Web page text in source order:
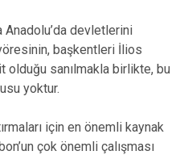
Anadolu’da devletlerini
başkentleri İlios
olduğu sanılmakla birlikte, bu
yoktur.
için en önemli kaynak
çok önemli çalışması